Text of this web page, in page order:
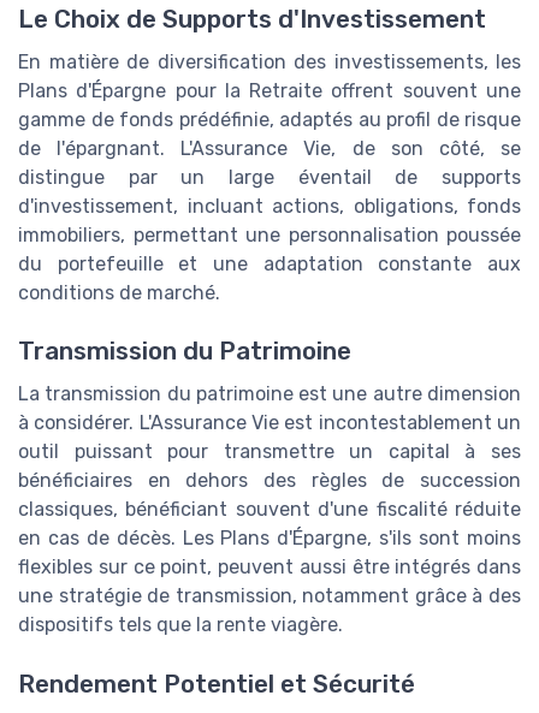
Le Choix de Supports d'Investissement
En matière de diversification des investissements, les
Plans d'Épargne pour la Retraite offrent souvent une
gamme de fonds prédéfinie, adaptés au profil de risque
de l'épargnant. L'Assurance Vie, de son côté, se
distingue par un large éventail de supports
d'investissement, incluant actions, obligations, fonds
immobiliers, permettant une personnalisation poussée
du portefeuille et une adaptation constante aux
conditions de marché.
Transmission du Patrimoine
La transmission du patrimoine est une autre dimension
à considérer. L'Assurance Vie est incontestablement un
outil puissant pour transmettre un capital à ses
bénéficiaires en dehors des règles de succession
classiques, bénéficiant souvent d'une fiscalité réduite
en cas de décès. Les Plans d'Épargne, s'ils sont moins
flexibles sur ce point, peuvent aussi être intégrés dans
une stratégie de transmission, notamment grâce à des
dispositifs tels que la rente viagère.
Rendement Potentiel et Sécurité